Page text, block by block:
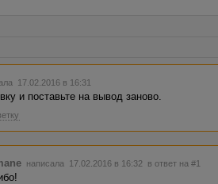
17.02.2016 в 16:31
и поставьте на вывод заново.
написала 17.02.2016 в 16:32 в ответ на #1